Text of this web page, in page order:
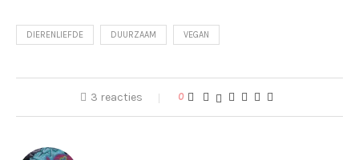
DIERENLIEFDE DUURZAAM VEGAN
3 reacties 0